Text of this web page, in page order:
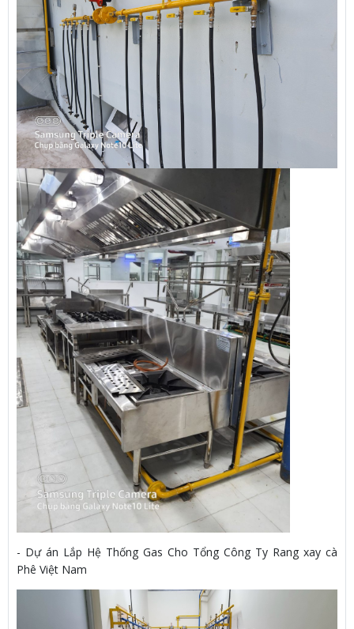
- Dự án Lắp Hệ Thống Gas Cho Tổng Công Ty Rang xay cà
Phê Việt Nam